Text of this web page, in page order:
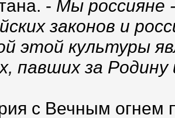
- Мы россияне
законов и
этой культуры
павших за Родину
с Вечным